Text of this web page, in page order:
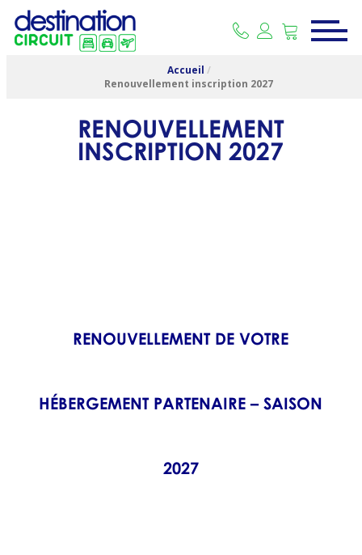
Accueil /
Renouvellement inscription 2027
RENOUVELLEMENT
INSCRIPTION 2027
RENOUVELLEMENT DE VOTRE
HÉBERGEMENT PARTENAIRE – SAISON
2027